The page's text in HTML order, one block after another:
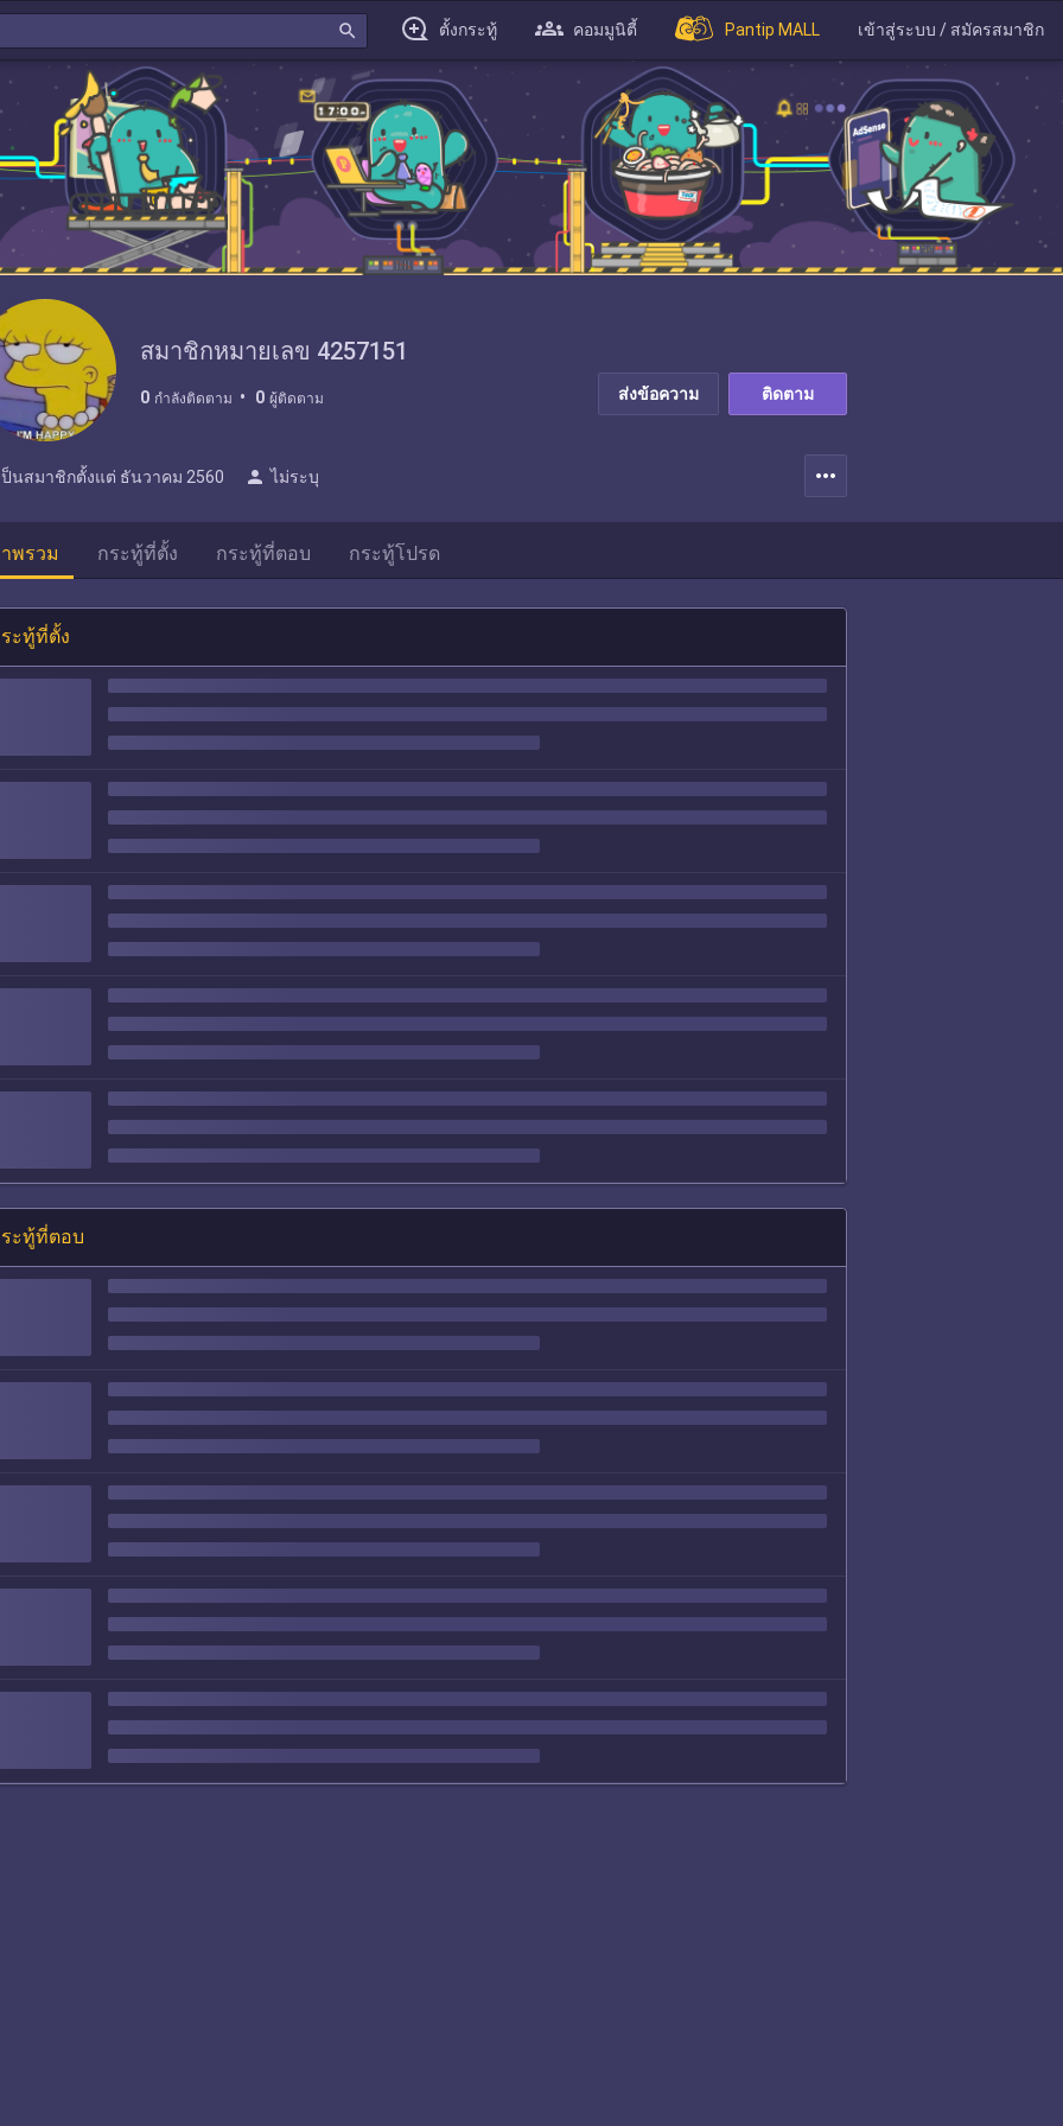
search ตั้งกระทู้ คอมมูนิตี้ Pantip MALL เข้าสู่ระบบ / สมัครสมาชิก
สมาชิกหมายเลข 4257151
0 กำลังติดตาม 0 ผู้ติดตาม ส่งข้อความ ติดตาม
ป็นสมาชิกตั้งแต่ ธันวาคม 2560 person ไม่ระบุ more_horiz
พรวม กระทู้ที่ตั้ง กระทู้ที่ตอบ กระทู้โปรด
ะทู้ที่ตั้ง
ะทู้ที่ตอบ